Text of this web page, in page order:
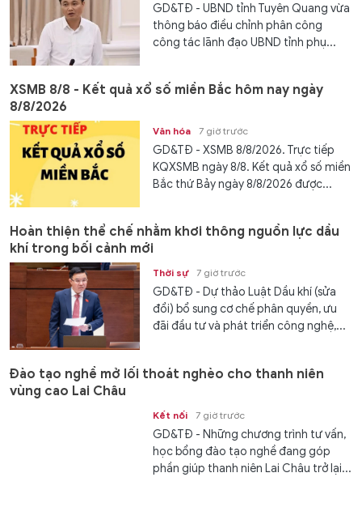
GD&TĐ - UBND tỉnh Tuyên Quang vừa
thông báo điều chỉnh phân công
công tác lãnh đạo UBND tỉnh phụ...
XSMB 8/8 - Kết quả xổ số miền Bắc hôm nay ngày
8/8/2026
Văn hóa 7 giờ trước
GD&TĐ - XSMB 8/8/2026. Trực tiếp
KQXSMB ngày 8/8. Kết quả xổ số miền
Bắc thứ Bảy ngày 8/8/2026 được...
Hoàn thiện thể chế nhằm khơi thông nguồn lực dầu
khí trong bối cảnh mới
Thời sự 7 giờ trước
GD&TĐ - Dự thảo Luật Dầu khí (sửa
đổi) bổ sung cơ chế phân quyền, ưu
đãi đầu tư và phát triển công nghệ,...
Đào tạo nghề mở lối thoát nghèo cho thanh niên
vùng cao Lai Châu
Kết nối 7 giờ trước
GD&TĐ - Những chương trình tư vấn,
học bổng đào tạo nghề đang góp
phần giúp thanh niên Lai Châu trở lại...